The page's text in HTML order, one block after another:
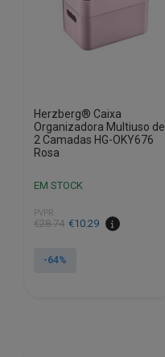
Herzberg® Caixa
Organizadora Multiuso de
2 Camadas HG-OKY676
Rosa
EM STOCK
PVPR
€28.74
O
original
€10.29
O
atual
-64%